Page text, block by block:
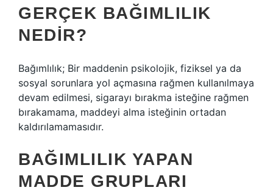
GERÇEK BAĞIMLILIK
NEDIR?
Bağımlılık; Bir maddenin psikolojik, fiziksel ya da
sosyal sorunlara yol açmasına rağmen kullanılmaya
devam edilmesi, sigarayı bırakma isteğine rağmen
bırakamama, maddeyi alma isteğinin ortadan
kaldırılamamasıdır.
BAĞIMLILIK YAPAN
MADDE GRUPLARI